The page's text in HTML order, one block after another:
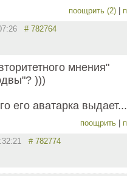
поощрить (2) |
# 782764
мнения"
)))
его аватарка выдает...
поощрить |
# 782774